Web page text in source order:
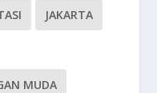
JAKARTA
MUDA